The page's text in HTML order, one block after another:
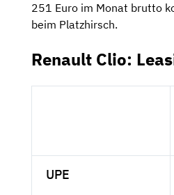
251 Euro im Monat brutto
beim Platzhirsch.
Renault Clio:
UPE